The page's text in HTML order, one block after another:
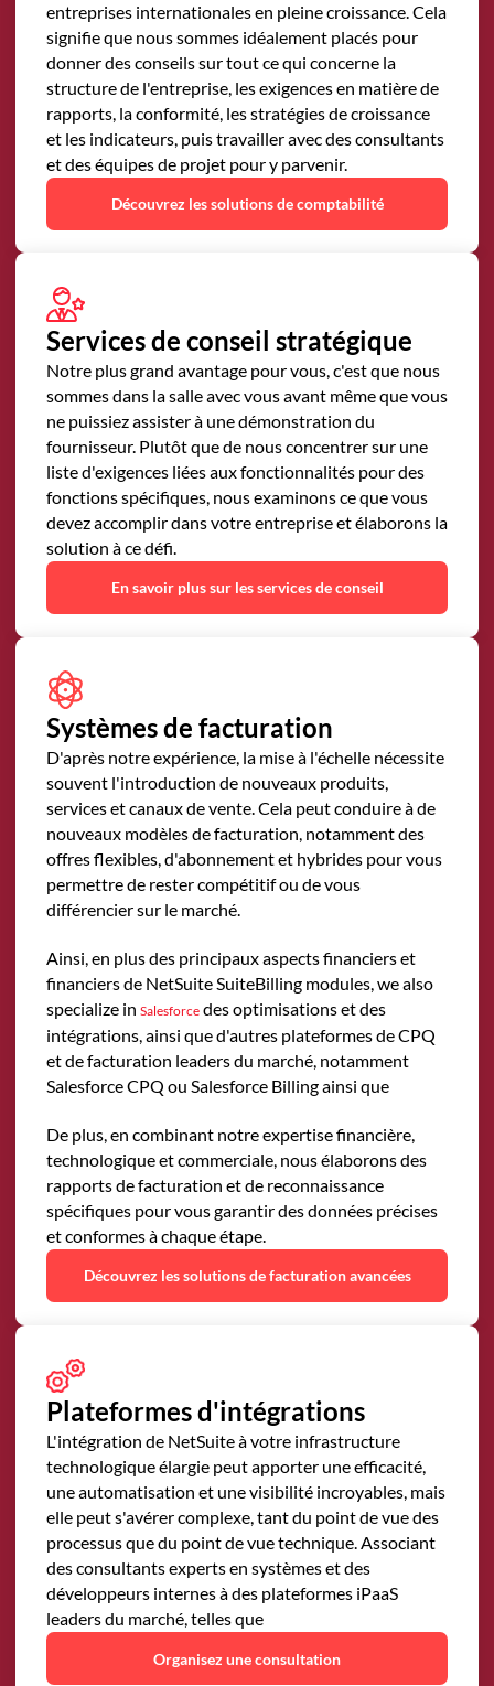
entreprises internationales en pleine croissance. Cela
signifie que nous sommes idéalement placés pour
donner des conseils sur tout ce qui concerne la
structure de l'entreprise, les exigences en matière de
rapports, la conformité, les stratégies de croissance
et les indicateurs, puis travailler avec des consultants
et des équipes de projet pour y parvenir.
Découvrez les solutions de comptabilité
Services de conseil stratégique
Notre plus grand avantage pour vous, c'est que nous
sommes dans la salle avec vous avant même que vous
ne puissiez assister à une démonstration du
fournisseur. Plutôt que de nous concentrer sur une
liste d'exigences liées aux fonctionnalités pour des
fonctions spécifiques, nous examinons ce que vous
devez accomplir dans votre entreprise et élaborons la
solution à ce défi.
En savoir plus sur les services de conseil
Systèmes de facturation
D'après notre expérience, la mise à l'échelle nécessite
souvent l'introduction de nouveaux produits,
services et canaux de vente. Cela peut conduire à de
nouveaux modèles de facturation, notamment des
offres flexibles, d'abonnement et hybrides pour vous
permettre de rester compétitif ou de vous
différencier sur le marché.
Ainsi, en plus des principaux aspects financiers et
financiers de NetSuiteSuiteBilling modules, we also
specialize in Salesforcedes optimisations et des
intégrations, ainsi que d'autres plateformes de CPQ
et de facturation leaders du marché, notamment
Salesforce CPQ ou Salesforce Billing ainsi que
De plus, en combinant notre expertise financière,
technologique et commerciale, nous élaborons des
rapports de facturation et de reconnaissance
spécifiques pour vous garantir des données précises
et conformes à chaque étape.
Découvrez les solutions de facturation avancées
Plateformes d'intégrations
L'intégration de NetSuite à votre infrastructure
technologique élargie peut apporter une efficacité,
une automatisation et une visibilité incroyables, mais
elle peut s'avérer complexe, tant du point de vue des
processus que du point de vue technique. Associant
des consultants experts en systèmes et des
développeurs internes à des plateformes iPaaS
leaders du marché, telles que
Organisez une consultation